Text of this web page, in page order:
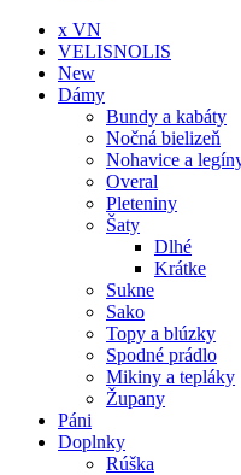
x VN
VELISNOLIS
New
Dámy
Bundy a kabáty
Nočná bielizeň
Nohavice a
Overal
Pleteniny
Šaty
Dlhé
Krátke
Sukne
Sako
Topy a blúzky
Spodné prádlo
Mikiny a tepláky
Župany
Páni
Doplnky
Rúška